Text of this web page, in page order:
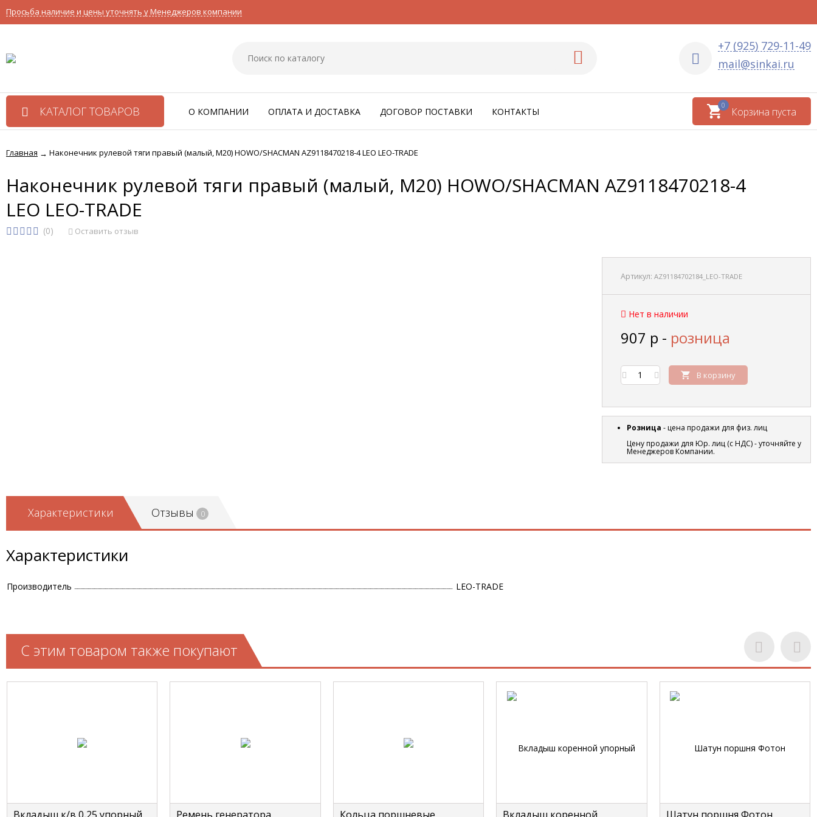
Просьба наличие и цены уточнять у Менеджеров компании
+7 (925) 729-11-49
mail@sinkai.ru
КАТАЛОГ ТОВАРОВ Корзина пуста
0
О КОМПАНИИ ОПЛАТА И ДОСТАВКА ДОГОВОР ПОСТАВКИ КОНТАКТЫ
Главная → Наконечник рулевой тяги правый (малый, М20) HOWO/SHACMAN AZ9118470218-4 LEO LEO-TRADE
Наконечник рулевой тяги правый (малый, М20) HOWO/SHACMAN AZ9118470218-4
LEO LEO-TRADE
(0) Оставить отзыв
Артикул: AZ91184702184_LEO-TRADE
Нет в наличии
907 р - розница
В корзину
Розница - цена продажи для физ. лиц
Цену продажи для Юр. лиц (с НДС) - уточняйте у
Менеджеров Компании.
Характеристики Отзывы 0
Характеристики
Производитель LEO-TRADE
С этим товаром также покупают